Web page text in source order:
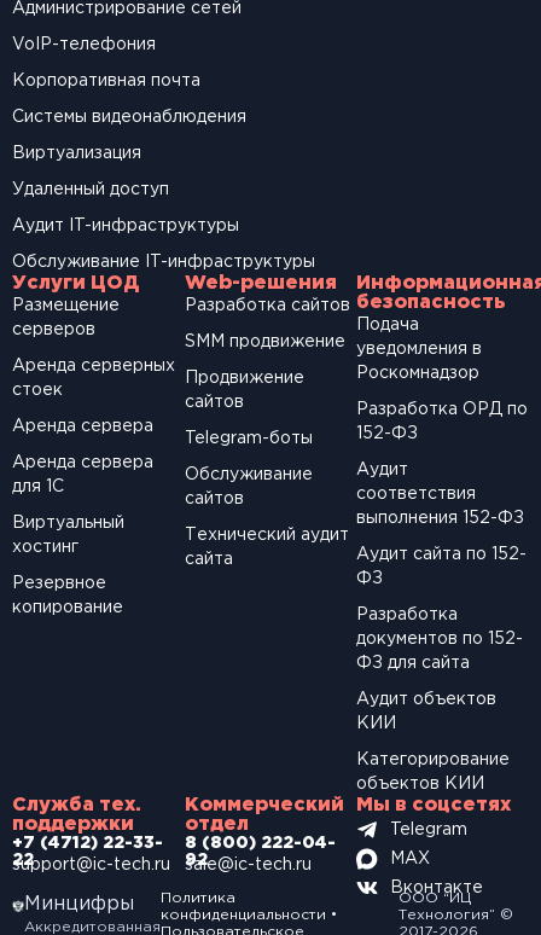
Администрирование сетей
VoIP-телефония
Корпоративная почта
Системы видеонаблюдения
Виртуализация
Удаленный доступ
Аудит IT-инфраструктуры
Обслуживание IT-инфраструктуры
Услуги ЦОД
Размещение
серверов
Аренда серверных
стоек
Аренда сервера
Аренда сервера
для 1С
Виртуальный
хостинг
Резервное
копирование
Web-решения
Разработка сайтов
SМM продвижение
Продвижение
сайтов
Telegram-боты
Обслуживание
сайтов
Технический аудит
сайта
безопасность
Подача
уведомления в
Роскомнадзор
Разработка ОРД по
152-ФЗ
Аудит
соответствия
выполнения 152-ФЗ
Аудит сайта по 152-
ФЗ
Разработка
документов по 152-
ФЗ для сайта
Аудит объектов
КИИ
Категорирование
объектов КИИ
Служба тех.
поддержки
+7 (4712) 22-33-
22
support@ic-tech.ru
Коммерческий
отдел
8 (800) 222-04-
92
sale@ic-tech.ru
Мы в соцсетях
Telegram
MAX
Вконтакте
Минцифры
Аккредитованная
Политика
конфиденциальности •
ООО “ИЦ
Технология” ©